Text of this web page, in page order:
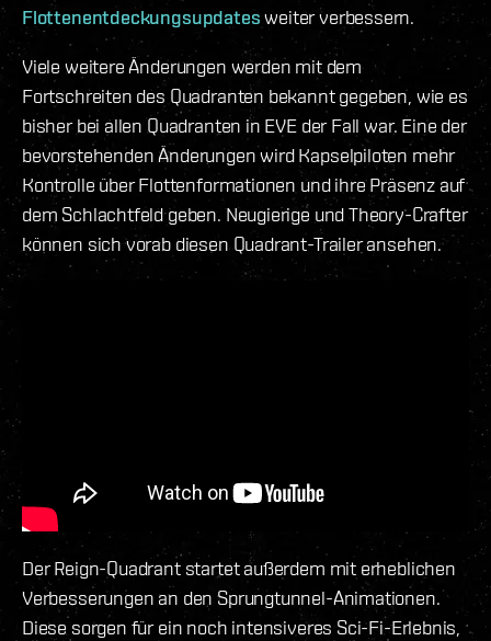
Flottenentdeckungsupdatesweiter verbessern.
Viele weitere Änderungen werden mit dem
Fortschreiten des Quadranten bekannt gegeben, wie es
bisher bei allen Quadranten in EVE der Fall war. Eine der
bevorstehenden Änderungen wird Kapselpiloten mehr
Kontrolle über Flottenformationen und ihre Präsenz auf
dem Schlachtfeld geben. Neugierige und Theory-Crafter
können sich vorab diesen Quadrant-Trailer ansehen.
Der Reign-Quadrant startet außerdem mit erheblichen
Verbesserungen an den Sprungtunnel-Animationen.
Diese sorgen für ein noch intensiveres Sci-Fi-Erlebnis,